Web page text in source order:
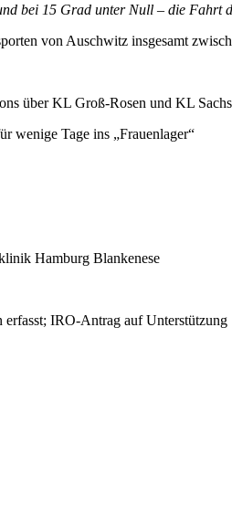
bei 15 Grad unter Null – die
von Auschwitz insgesamt
über KL Groß-Rosen und KL
wenige Tage ins „Frauenlager“
Hamburg Blankenese
IRO-Antrag auf Unterstützung